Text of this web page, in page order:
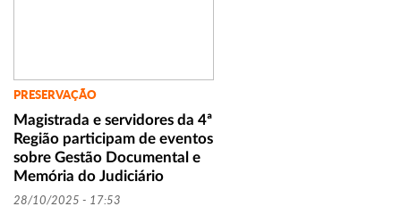
PRESERVAÇÃO
Magistrada e servidores da 4ª
Região participam de eventos
sobre Gestão Documental e
Memória do Judiciário
28/10/2025 - 17:53